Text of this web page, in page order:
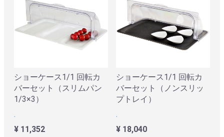
ショーケース1/1 回転カ
バーセット（スリムパン
1/3×3）
.
¥ 11,352
ショーケース1/1 回転カ
バーセット（ノンスリッ
プトレイ）
.
¥ 18,040